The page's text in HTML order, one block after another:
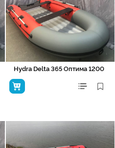
Hydra Delta 365 Оптима 1200